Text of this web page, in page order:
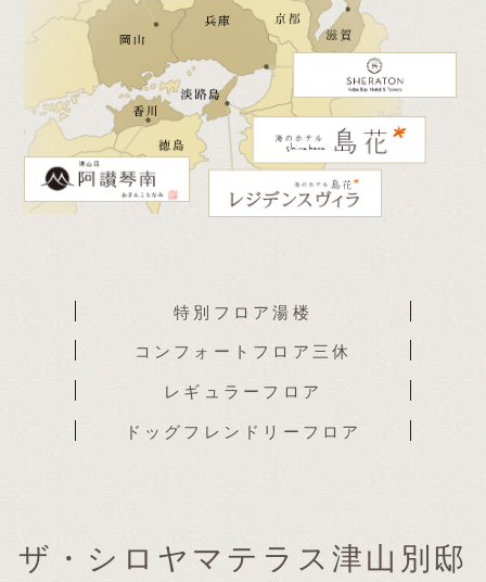
特別フロア湯楼
コンフォート フロア三休
レギュラー フロア
ドッグフレンドリー フロア
ザ・シロヤマテラス津山別邸